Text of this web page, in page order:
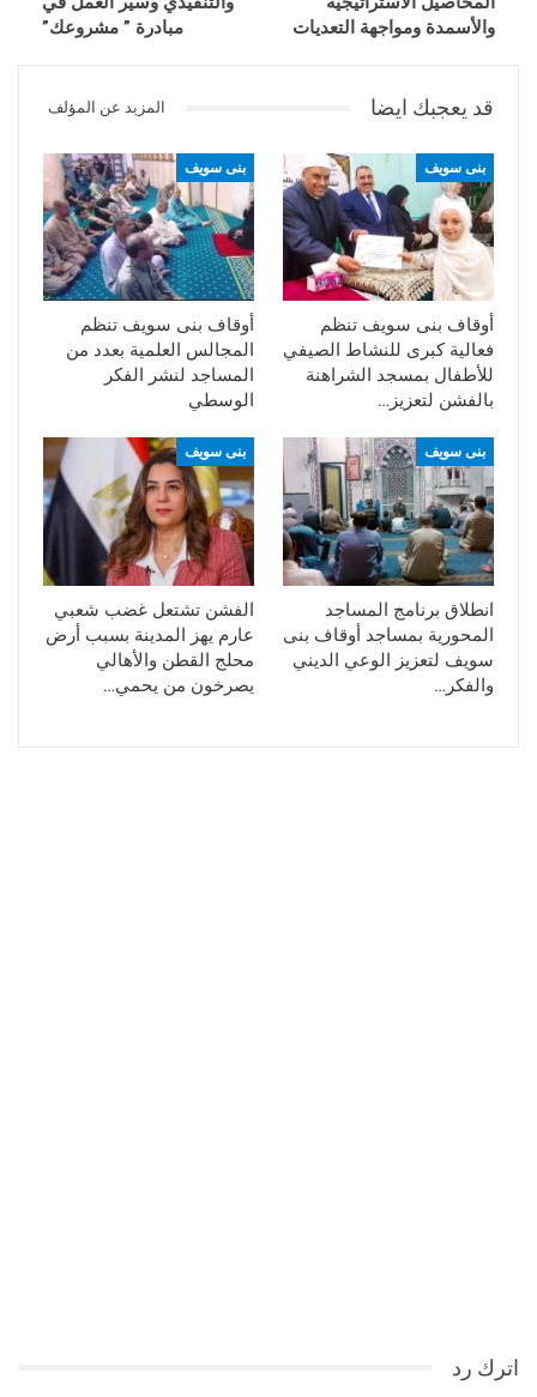
والأسمدة ومواجهة التعديات
مبادرة ” مشروعك”
قد يعجبك ايضا المزيد عن المؤلف
بنى سويف
أوقاف بنى سويف تنظم
فعالية كبرى للنشاط الصيفي
للأطفال بمسجد الشراهنة
بالفشن لتعزيز…
بنى سويف
أوقاف بنى سويف تنظم
المجالس العلمية بعدد من
المساجد لنشر الفكر
الوسطي
بنى سويف
انطلاق برنامج المساجد
المحورية بمساجد أوقاف بنى
سويف لتعزيز الوعي الديني
والفكر…
بنى سويف
الفشن تشتعل غضب شعبي
عارم يهز المدينة بسبب أرض
محلج القطن والأهالي
يصرخون من يحمي…
اترك رد